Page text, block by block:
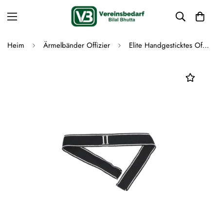
Heim Ärmelbänder Offizier Elite Handgesticktes Offizier Ärmelband mit II